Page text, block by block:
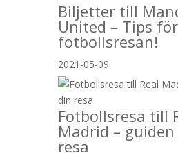
Biljetter till
United – Tips för
fotbollsresan!
2021-05-09
Fotbollsresa till
Madrid –
resa